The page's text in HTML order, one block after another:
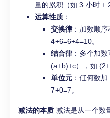
量的累积（如 3 小时 +
运算性质 ：
交换律：加数顺序
4+6=6+4=10。
结合律：多个加
(a+b)+c），如
单位元 ：任何数
7+0=7。
减法的本质 减法是从一个数